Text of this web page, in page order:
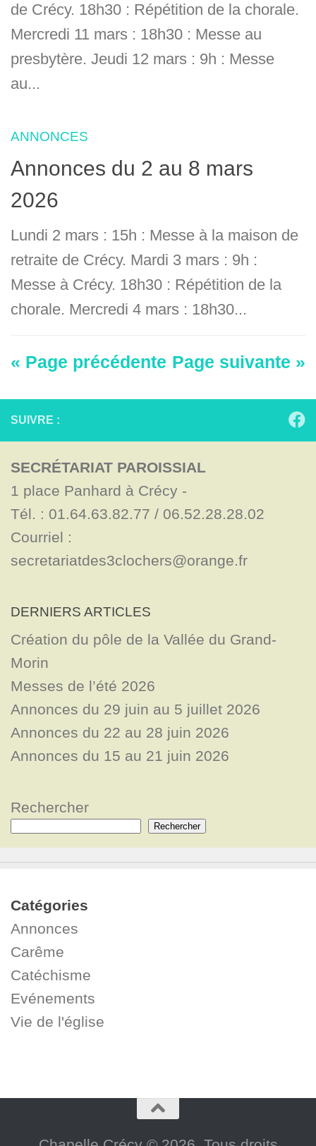
de Crécy. 18h30 : Répétition de la chorale.
Mercredi 11 mars : 18h30 : Messe au
presbytère. Jeudi 12 mars : 9h : Messe
au...
ANNONCES
Annonces du 2 au 8 mars
2026
Lundi 2 mars : 15h : Messe à la maison de
retraite de Crécy. Mardi 3 mars : 9h :
Messe à Crécy. 18h30 : Répétition de la
chorale. Mercredi 4 mars : 18h30...
« Page précédente Page suivante »
SUIVRE :
SECRÉTARIAT PAROISSIAL
1 place Panhard à Crécy -
Tél. : 01.64.63.82.77 / 06.52.28.28.02
Courriel :
secretariatdes3clochers@orange.fr
DERNIERS ARTICLES
Création du pôle de la Vallée du Grand-
Morin
Messes de l’été 2026
Annonces du 29 juin au 5 juillet 2026
Annonces du 22 au 28 juin 2026
Annonces du 15 au 21 juin 2026
Rechercher
Rechercher
Catégories
Annonces
Carême
Catéchisme
Evénements
Vie de l'église